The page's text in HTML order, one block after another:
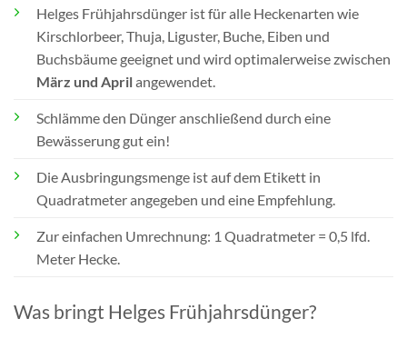
Helges Frühjahrsdünger ist für alle Heckenarten wie
Kirschlorbeer, Thuja, Liguster, Buche, Eiben und
Buchsbäume geeignet und wird optimalerweise zwischen
März und Aprilangewendet.
Schlämme den Dünger anschließend durch eine
Bewässerung gut ein!
Die Ausbringungsmenge ist auf dem Etikett in
Quadratmeter angegeben und eine Empfehlung.
Zur einfachen Umrechnung: 1 Quadratmeter = 0,5 lfd.
Meter Hecke.
Was bringt Helges Frühjahrsdünger?